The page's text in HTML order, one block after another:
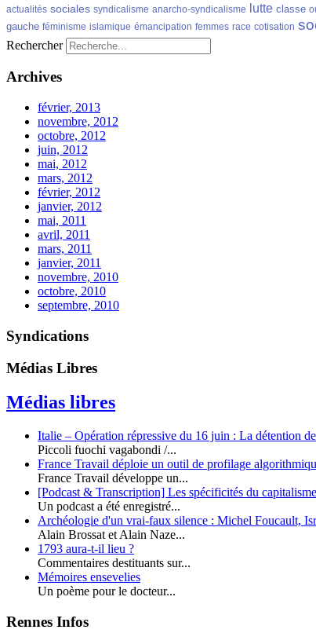
actualités sociales syndicalisme anarcho-syndicalisme lutte classe
gauche féminisme islamique émancipation femmes race cotisation
Rechercher
Archives
février, 2013
novembre, 2012
octobre, 2012
juin, 2012
mai, 2012
mars, 2012
février, 2012
janvier, 2012
mai, 2011
avril, 2011
mars, 2011
janvier, 2011
novembre, 2010
octobre, 2010
septembre, 2010
Syndications
Médias Libres
Médias libres
Italie – Opération répressive du 16 juin : La détention
Piccoli fuochi vagabondi /...
France Travail déploie un outil de profilage
France Travail développe un...
[Podcast & Transcription] Les spécificités du
Un podcast a été enregistré...
Archéologie d'un vrai-faux silence : Michel Foucault,
Alain Brossat et Alain Naze...
1793 aura-t-il lieu ?
Commentaires destituants sur...
Mémoires ensevelies
Un poème pour le docteur...
Rennes Infos